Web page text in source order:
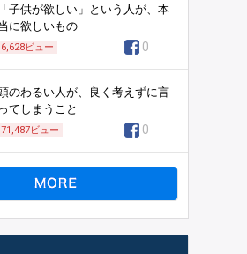
「子供が欲しい」という人が、本
に欲しいもの
6,628ビュー 0
のわるい人が、良く考えずに言
ってしまうこと
71,487ビュー 0